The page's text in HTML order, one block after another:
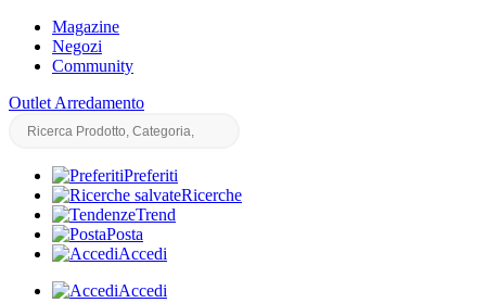
Magazine
Negozi
Community
Outlet Arredamento
Preferiti
Ricerche
Trend
Posta
Accedi
Accedi